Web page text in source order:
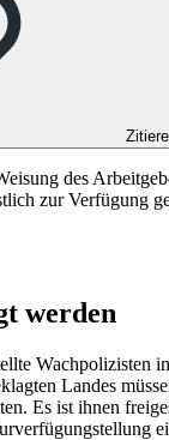
des
zur Verfügung
werden
Wachpolizisten
Landes
Es ist ihnen